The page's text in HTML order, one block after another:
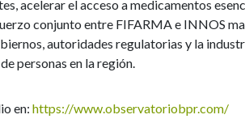
acelerar el acceso a medicamentos
conjunto entre FIFARMA e INNOS
autoridades regulatorias y la
personas en la región.
en:https://www.observatoriobpr.com/